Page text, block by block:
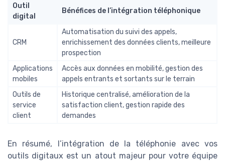
Outil
digital
Bénéfices de l’intégration téléphonique
CRM
Automatisation du suivi des appels,
enrichissement des données clients, meilleure
prospection
Applications
mobiles
Accès aux données en mobilité, gestion des
appels entrants et sortants sur le terrain
Outils de
service
client
Historique centralisé, amélioration de la
satisfaction client, gestion rapide des
demandes
En résumé, l’intégration de la téléphonie avec vos
outils digitaux est un atout majeur pour votre équipe